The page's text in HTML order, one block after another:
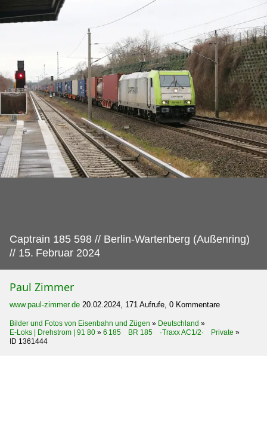
Captrain 185 598 // Berlin-Wartenberg (Außenring)
// 15. Februar 2024
Paul Zimmer
www.paul-zimmer.de 20.02.2024, 171 Aufrufe, 0 Kommentare
Bilder und Fotos von Eisenbahn und Zügen » Deutschland »
E-Loks | Drehstrom | 91 80 » 6 185 BR 185 ·Traxx AC1/2· Private »
ID 1361444